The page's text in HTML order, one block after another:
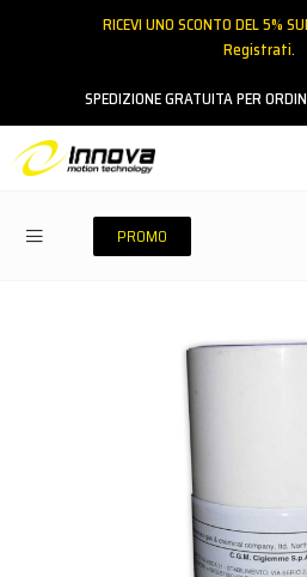
RICEVI UNO SCONTO DEL 5%
Registrati.
SPEDIZIONE GRATUITA PER
PROMO
Hai dimenticato la password?
CREA UN NUOVO